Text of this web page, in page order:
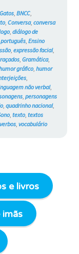
Gatos
#766
, BNCC,
, Conversa, conversa
, diálogo de
, Ensino
, expressão facial,
, Gramática,
gráfico, humor
,
não verbal,
, personagens
, quadrinho nacional,
, texto, textos
verbos, vocabulário
e livros
imãs